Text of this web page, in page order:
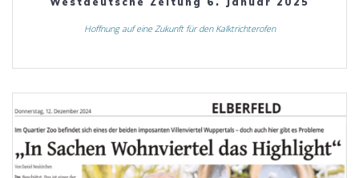
Hoffnung auf eine Zukunft für den Kalktrichterofen